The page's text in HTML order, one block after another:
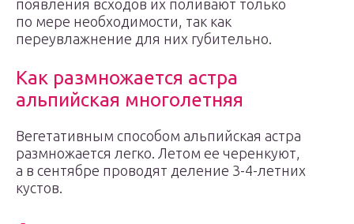
появления всходов их поливают только
по мере необходимости, так как
переувлажнение для них губительно.
Как размножается астра
альпийская многолетняя
Вегетативным способом альпийская астра
размножается легко. Летом ее черенкуют,
а в сентябре проводят деление 3-4-летних
кустов.